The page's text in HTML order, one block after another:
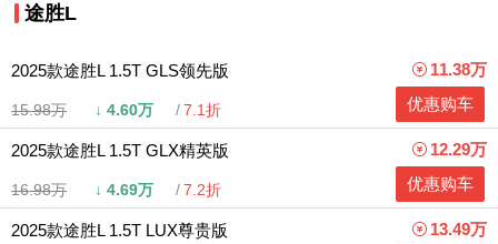
途胜L
2025款途胜L 1.5T GLS领先版
15.98万 ↓ 4.60万 7.1折
11.38万
优惠购车
2025款途胜L 1.5T GLX精英版
16.98万 ↓ 4.69万 7.2折
12.29万
优惠购车
2025款途胜L 1.5T LUX尊贵版
13.49万